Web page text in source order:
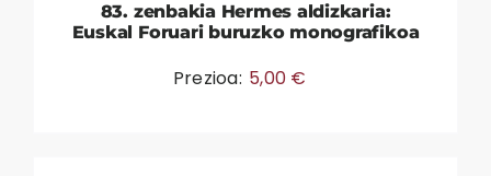
83. zenbakia Hermes aldizkaria:
Euskal Foruari buruzko monografikoa
Prezioa: 5,00 €